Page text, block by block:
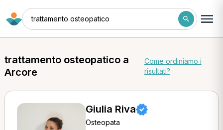
trattamento osteopatico
trattamento osteopatico a
Arcore
Come ordiniamo i
risultati?
Giulia Riva
Osteopata